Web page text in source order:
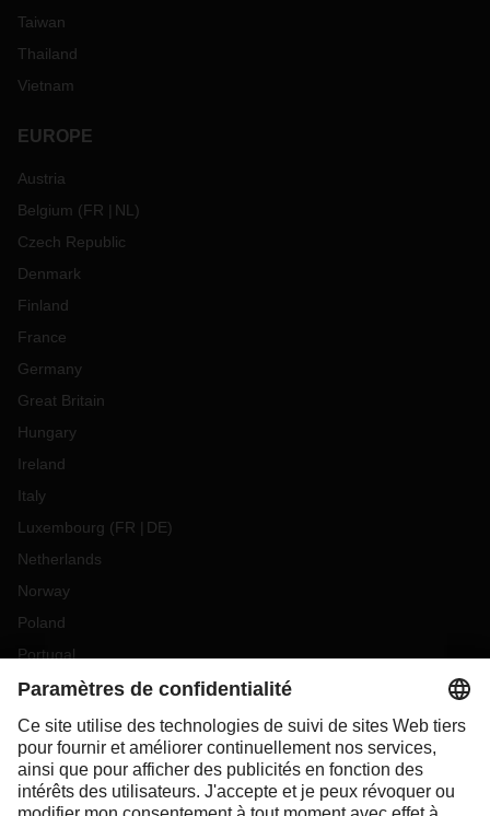
Taiwan
Thailand
Vietnam
EUROPE
Austria
Belgium (FR NL )
Czech Republic
Denmark
Finland
France
Germany
Great Britain
Hungary
Ireland
Italy
Luxembourg (FR DE)
Netherlands
Norway
Poland
Portugal
Romania
Slovakia
Spain
Sweden